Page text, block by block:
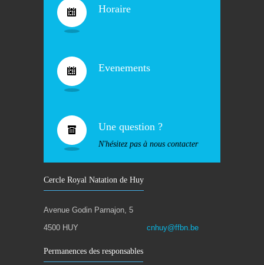
Horaire
Evenements
Une question ?
N'hésitez pas à nous contacter
Cercle Royal Natation de Huy
Avenue Godin Parnajon, 5
4500 HUY
cnhuy@ffbn.be
Permanences des responsables